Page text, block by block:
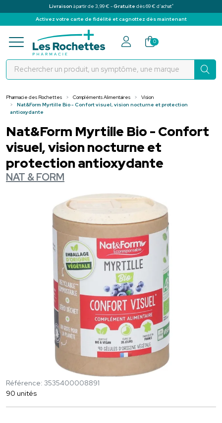
Livraison à partir de 3,99 € -Gratuite dès 69 € d’achat*
Activez votre carte de fidélité et cagnottez dès maintenant
Pharmacie des Rochettes Votre
0
Pharmacie des Rochettes Compléments Alimentaires
Vision
Nat&Form Myrtille Bio - Confort visuel, vision nocturne et protection
antioxydante
Nat&Form Myrtille Bio - Confort
visuel, vision nocturne et
protection antioxydante
NAT & FORM
Référence: 3535400008891
90 unités